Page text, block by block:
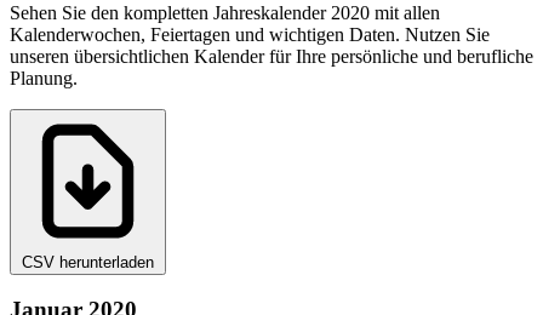
Sehen Sie den kompletten Jahreskalender 2020 mit allen
Kalenderwochen, Feiertagen und wichtigen Daten. Nutzen Sie
unseren übersichtlichen Kalender für Ihre persönliche und berufliche
Planung.
CSV herunterladen